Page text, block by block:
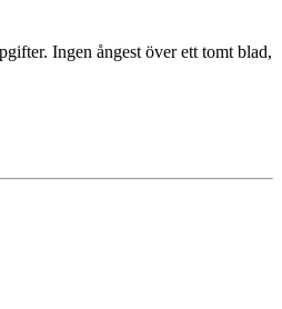
Ingen ångest över ett tomt blad,